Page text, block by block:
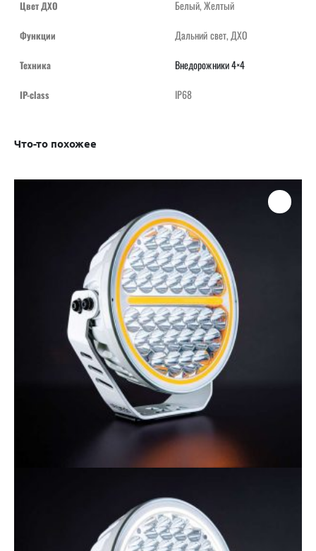
Цвет ДХО Белый, Желтый
Функции Дальний свет, ДХО
Техника Внедорожники 4×4
IP-class IP68
Что-то похожее